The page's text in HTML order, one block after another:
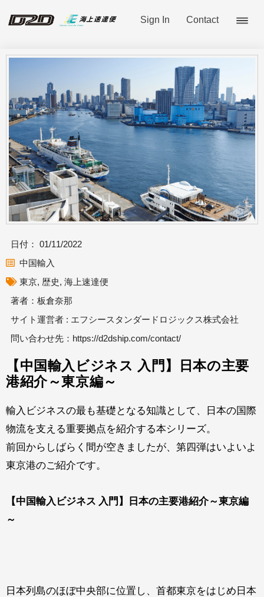
Sign In Contact
日付： 01/11/2022
中国輸入
東京, 歴史, 海上速達便
著者：板倉奈那
サイト運営者 : エフシースタンダードロジックス株式会社
問い合わせ先： https://d2dship.com/contact/
【中国輸入ビジネス 入門】日本の主要
港紹介～東京編～
輸入ビジネスの最も基礎となる知識として、日本の国際
物流を支える重要拠点を紹介する本シリーズ。
前回からしばらく間が空きましたが、第四弾はいよいよ
東京港のご紹介です。
【中国輸入ビジネス 入門】日本の主要港紹介～東京編
～
日本列島のほぼ中央部に位置し、首都東京をはじめ日本